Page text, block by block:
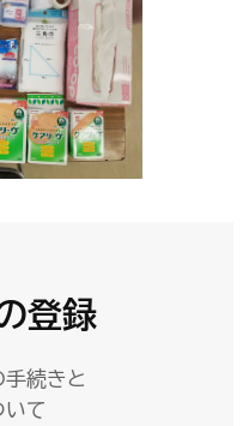
登録
続きと
いて